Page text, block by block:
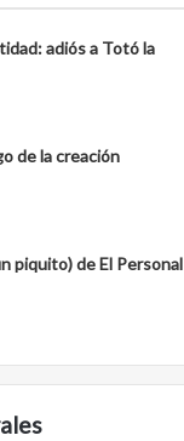
adiós a Totó la
de la creación
piquito) de El Personal